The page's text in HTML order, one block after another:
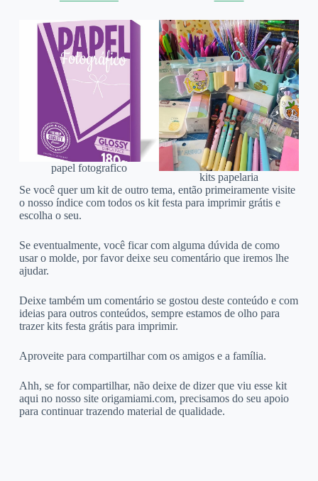
papel fotografico
kits papelaria
Se você quer um kit de outro tema, então primeiramente visite
o nosso índice com todos os kit festa para imprimir grátis e
escolha o seu.
Se eventualmente, você ficar com alguma dúvida de como
usar o molde, por favor deixe seu comentário que iremos lhe
ajudar.
Deixe também um comentário se gostou deste conteúdo e com
ideias para outros conteúdos, sempre estamos de olho para
trazer kits festa grátis para imprimir.
Aproveite para compartilhar com os amigos e a família.
Ahh, se for compartilhar, não deixe de dizer que viu esse kit
aqui no nosso site origamiami.com, precisamos do seu apoio
para continuar trazendo material de qualidade.